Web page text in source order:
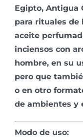
Egipto, Antigua
para rituales de
aceite
inciensos con
hombre, en su
pero que
o en otro
de ambientes y
Modo de uso: